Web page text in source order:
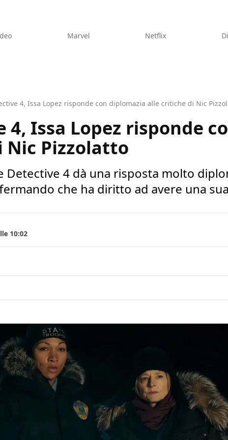
Marvel Netflix
4, Issa Lopez risponde con diplomazia alle critiche di Nic
4, Issa Lopez risponde
Pizzolatto
Detective 4 dà una risposta molto
che ha diritto ad avere una
10:02